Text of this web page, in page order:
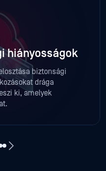
hiányosságok
biztonsági
drága
ki, amelyek